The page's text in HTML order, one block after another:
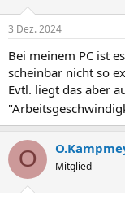
3 Dez. 2024
Bei meinem PC ist
scheinbar nicht so
Evtl. liegt das aber
O Mitglied